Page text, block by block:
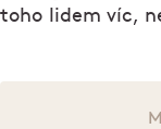
toho lidem víc,